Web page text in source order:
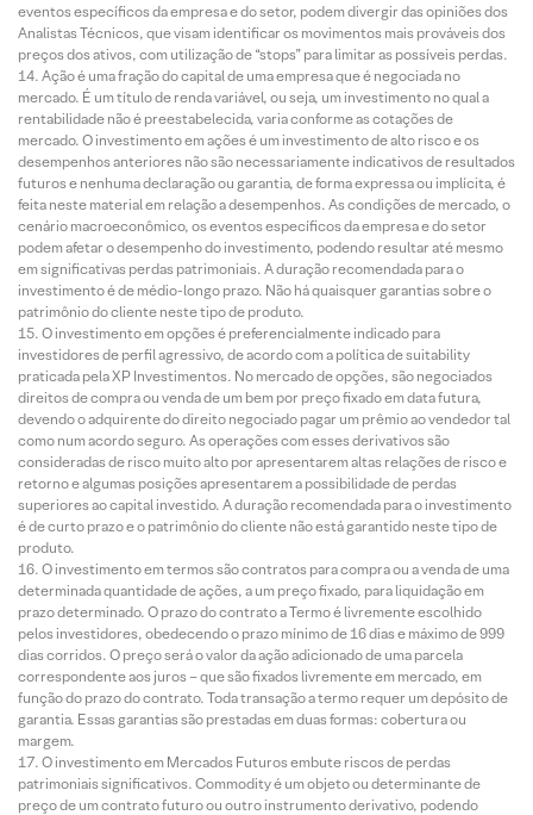
eventos específicos da empresa e do setor, podem divergir das opiniões dos
Analistas Técnicos, que visam identificar os movimentos mais prováveis dos
preços dos ativos, com utilização de “stops” para limitar as possíveis perdas.
Ação é uma fração do capital de uma empresa que é negociada no
mercado. É um título de renda variável, ou seja, um investimento no qual a
rentabilidade não é preestabelecida, varia conforme as cotações de
mercado. O investimento em ações é um investimento de alto risco e os
desempenhos anteriores não são necessariamente indicativos de resultados
futuros e nenhuma declaração ou garantia, de forma expressa ou implícita, é
feita neste material em relação a desempenhos. As condições de mercado, o
cenário macroeconômico, os eventos específicos da empresa e do setor
podem afetar o desempenho do investimento, podendo resultar até mesmo
em significativas perdas patrimoniais. A duração recomendada para o
investimento é de médio-longo prazo. Não há quaisquer garantias sobre o
patrimônio do cliente neste tipo de produto.
O investimento em opções é preferencialmente indicado para
investidores de perfil agressivo, de acordo com a política de suitability
praticada pela XP Investimentos. No mercado de opções, são negociados
direitos de compra ou venda de um bem por preço fixado em data futura,
devendo o adquirente do direito negociado pagar um prêmio ao vendedor tal
como num acordo seguro. As operações com esses derivativos são
consideradas de risco muito alto por apresentarem altas relações de risco e
retorno e algumas posições apresentarem a possibilidade de perdas
superiores ao capital investido. A duração recomendada para o investimento
é de curto prazo e o patrimônio do cliente não está garantido neste tipo de
produto.
O investimento em termos são contratos para compra ou a venda de uma
determinada quantidade de ações, a um preço fixado, para liquidação em
prazo determinado. O prazo do contrato a Termo é livremente escolhido
pelos investidores, obedecendo o prazo mínimo de 16 dias e máximo de 999
dias corridos. O preço será o valor da ação adicionado de uma parcela
correspondente aos juros – que são fixados livremente em mercado, em
função do prazo do contrato. Toda transação a termo requer um depósito de
garantia. Essas garantias são prestadas em duas formas: cobertura ou
margem.
O investimento em Mercados Futuros embute riscos de perdas
patrimoniais significativos. Commodity é um objeto ou determinante de
preço de um contrato futuro ou outro instrumento derivativo, podendo